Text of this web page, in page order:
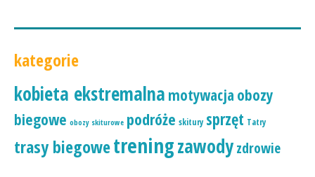
kategorie
kobieta ekstremalna motywacja obozy
biegowe obozy skiturowe podróże skitury sprzęt Tatry
trasy biegowetreningzawodyzdrowie